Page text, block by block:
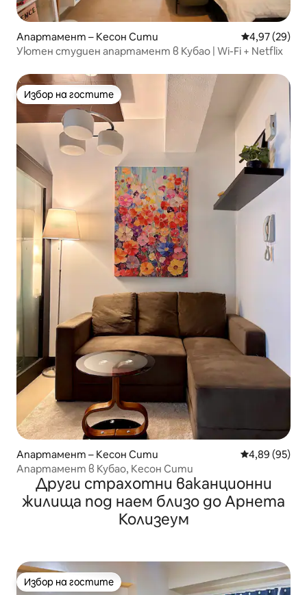
Апартамент – Кесон Сити Средна
4,97 (29)
Уютен студиен апартамент в Кубао | Wi-Fi + Netflix
Избор на гостите
Избор на гостите
Апартамент – Кесон Сити Средна
4,89 (95)
Апартамент в Кубао, Кесон Сити
Други страхотни ваканционни
жилища под наем близо до Арнета
Колизеум
Избор на гостите
Избор на гостите